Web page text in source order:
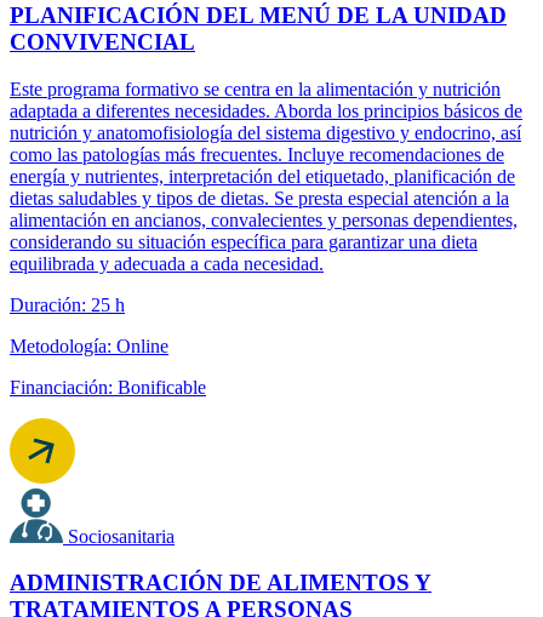
PLANIFICACIÓN DEL MENÚ DE LA UNIDAD
CONVIVENCIAL
Este programa formativo se centra en la alimentación y nutrición
adaptada a diferentes necesidades. Aborda los principios básicos de
nutrición y anatomofisiología del sistema digestivo y endocrino, así
como las patologías más frecuentes. Incluye recomendaciones de
energía y nutrientes, interpretación del etiquetado, planificación de
dietas saludables y tipos de dietas. Se presta especial atención a la
alimentación en ancianos, convalecientes y personas dependientes,
considerando su situación específica para garantizar una dieta
equilibrada y adecuada a cada necesidad.
Duración: 25 h
Metodología: Online
Financiación: Bonificable
Sociosanitaria
ADMINISTRACIÓN DE ALIMENTOS Y
TRATAMIENTOS A PERSONAS